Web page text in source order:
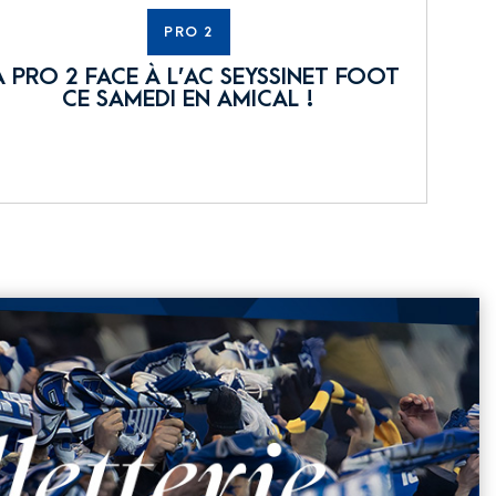
PRO 2
PRO 2 FACE À L’AC SEYSSINET FOOT
CE SAMEDI EN AMICAL !